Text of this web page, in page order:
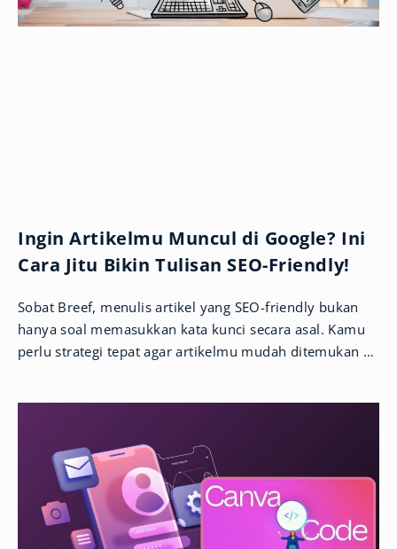
Ingin Artikelmu Muncul di Google? Ini
Cara Jitu Bikin Tulisan SEO-Friendly!
Sobat Breef, menulis artikel yang SEO-friendly bukan
hanya soal memasukkan kata kunci secara asal. Kamu
perlu strategi tepat agar artikelmu mudah ditemukan di